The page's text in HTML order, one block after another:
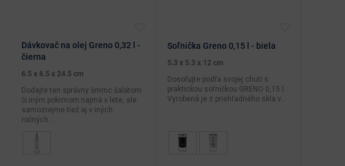
Dávkovač na olej Greno 0,32 l -
čierna
6.5 x 6.5 x 24.5 cm
Dodajte ten správny šmrnc šalátom
či iným pokrmom najmä v lete, ale
samozrejme tiež aj v iných
ročných...
Soľnička Greno 0,15 l - biela
5.3 x 5.3 x 12 cm
Dosoľujte podľa svojej chuti s
praktickou soľničkou GRENO 0,15 l.
Vyrobená je z priehľadného skla v...